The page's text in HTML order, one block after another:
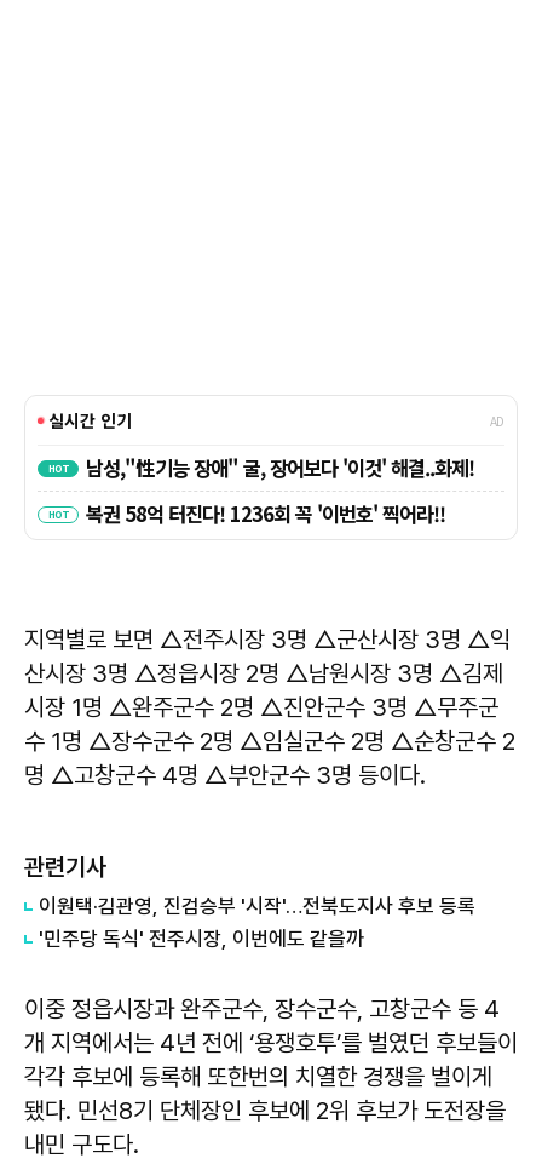
지역별로 보면 △전주시장 3명 △군산시장 3명 △익
산시장 3명 △정읍시장 2명 △남원시장 3명 △김제
시장 1명 △완주군수 2명 △진안군수 3명 △무주군
수 1명 △장수군수 2명 △임실군수 2명 △순창군수 2
명 △고창군수 4명 △부안군수 3명 등이다.
관련기사
이원택·김관영, 진검승부 '시작'…전북도지사 후보 등록
'민주당 독식' 전주시장, 이번에도 같을까
이중 정읍시장과 완주군수, 장수군수, 고창군수 등 4
개 지역에서는 4년 전에 ‘용쟁호투’를 벌였던 후보들이
각각 후보에 등록해 또한번의 치열한 경쟁을 벌이게
됐다. 민선8기 단체장인 후보에 2위 후보가 도전장을
내민 구도다.